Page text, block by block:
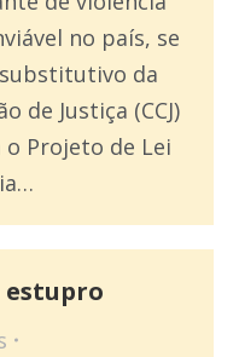
no país, se
da
de Justiça (CCJ)
o Projeto de Lei
estupro